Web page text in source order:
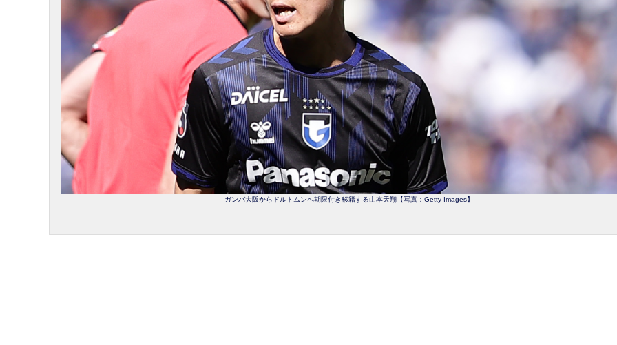
ガンバ大阪からドルトムンへ期限付き移籍する山本天翔【写真：Getty Images】